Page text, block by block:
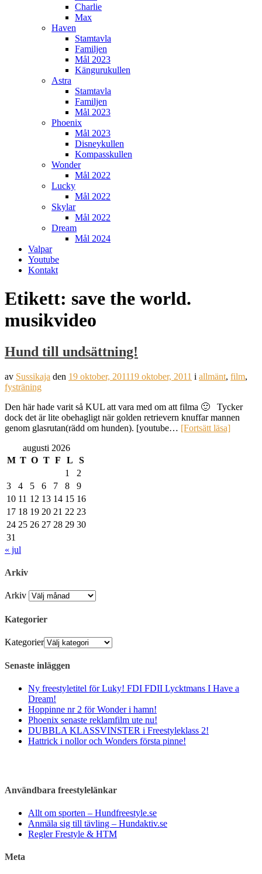
Charlie
Max
Haven
Stamtavla
Familjen
Mål 2023
Kängurukullen
Astra
Stamtavla
Familjen
Mål 2023
Phoenix
Mål 2023
Disneykullen
Kompasskullen
Wonder
Mål 2022
Lucky
Mål 2022
Skylar
Mål 2022
Dream
Mål 2024
Valpar
Youtube
Kontakt
Etikett: save the world.
musikvideo
Hund till undsättning!
av Sussikaja den 19 oktober, 201119 oktober, 2011 i allmänt, film,
fysträning
Den här hade varit så KUL att vara med om att filma 🙂 Tycker
dock det är lite obehagligt när golden retrievern knuffar mannen
genom glasrutan(rädd om hunden). [youtube… [Fortsätt läsa]
augusti 2026
M T O T F L
S
1
2
3
4 5 6 7 8
9
10 11 12 13 14 15 16
17 18 19 20 21 22 23
24 25 26 27 28 29 30
31
« jul
Arkiv
Arkiv
Kategorier
Kategorier
Senaste inläggen
Ny freestyletitel för Luky! FDI FDII Lycktmans I Have a
Dream!
Hoppinne nr 2 för Wonder i hamn!
Phoenix senaste reklamfilm ute nu!
DUBBLA KLASSVINSTER i Freestyleklass 2!
Hattrick i nollor och Wonders första pinne!
Användbara freestylelänkar
Allt om sporten – Hundfreestyle.se
Anmäla sig till tävling – Hundaktiv.se
Regler Frestyle & HTM
Meta